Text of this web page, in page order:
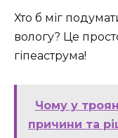
Хто б міг
вологу? Це
гіпеаструма!
Чому у
причини та